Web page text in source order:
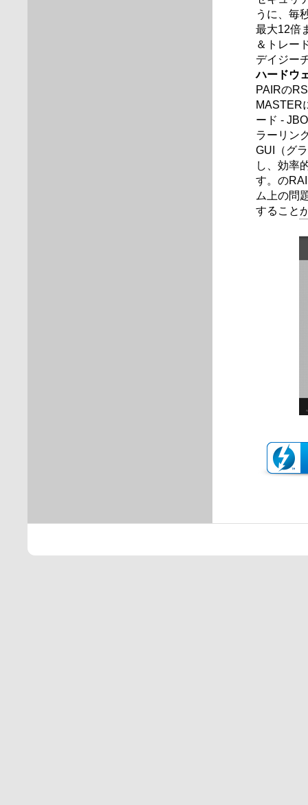
うに、毎
最大12倍
＆トレー
デイジー
ハードウ
PAIRの
MASTER
ード -
ラーリン
GUI（グ
し、効率
す。の
ム上の問
すること